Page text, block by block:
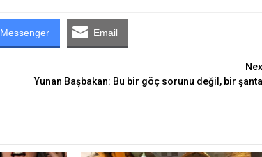
Messenger Email
Yunan Başbakan: Bu bir göç sorunu değil, bir